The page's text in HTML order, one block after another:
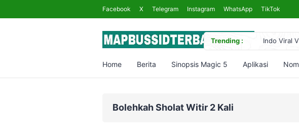
Facebook X Telegram Instagram WhatsApp TikTok
Trending :
Indo Viral
Link
Simontok
Home Berita Sinopsis Magic 5 Aplikasi
Bolehkah Sholat Witir 2 Kali